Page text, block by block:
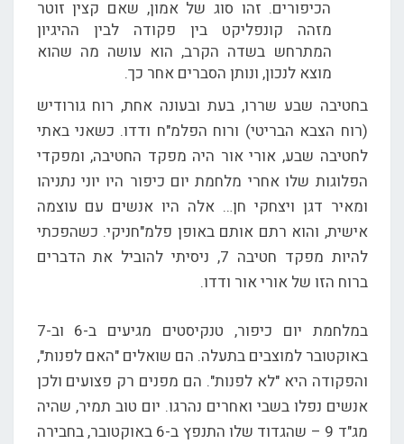
הכיפורים. זהו סוג של אמון, שאם קצין זוטר
מזהה קונפליקט בין פקודה לבין ההיגיון
המתרחש בשדה הקרב, הוא עושה מה שהוא
מוצא לנכון, ונותן הסברים אחר כך.
בחטיבה שבע שררו, בעת ובעונה אחת, רוח גורודיש
(רוח הצבא הבריטי) ורוח הפלמ"ח ודדו. כשאני באתי
לחטיבה שבע, אורי אור היה מפקד החטיבה, ומפקדי
הפלוגות שלו אחרי מלחמת יום כיפור היו יוני נתניהו
ומאיר דגן ויצחקי חן… אלה היו אנשים עם עוצמה
אישית, והוא רתם אותם באופן פלמ"חניקי. כשהפכתי
להיות מפקד חטיבה 7, ניסיתי להוביל את הדברים
ברוח הזו של אורי אור ודדו.
במלחמת יום כיפור, טנקיסטים מגיעים ב-6 וב-7
באוקטובר למוצבים בתעלה. הם שואלים "האם לפנות",
והפקודה היא "לא לפנות". הם מפנים רק פצועים ולכן
אנשים נפלו בשבי ואחרים נהרגו. יום טוב תמיר, שהיה
מג"ד 9 – שהגדוד שלו התנפץ ב-6 באוקטובר, בחבירה